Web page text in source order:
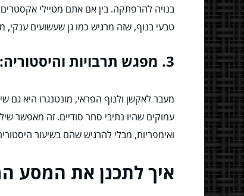
בנויה להרפתקה. בין אם אתם מטיילי
טבעי בנוף, שזה מרגיש כמו גן שעשועים ענקי,
3. מפגש תרבויות והיסטוריה: שיעור פתוח לכולם
מעבר לאקשן ולנוף הפראי, מונטנגרו היא גם
עמוקים שהיו נתיבי סחר סודיים. זה מאפשר
ואימפריות, מבלי להרגיש שהם בשיעור
איך לתכנן את המסע